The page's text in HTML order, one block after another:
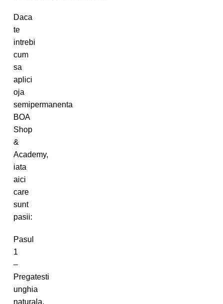
Daca
te
intrebi
cum
sa
aplici
oja
semipermanenta
BOA
Shop
&
Academy,
iata
aici
care
sunt
pasii:
Pasul
1
–
Pregatesti
unghia
naturala.